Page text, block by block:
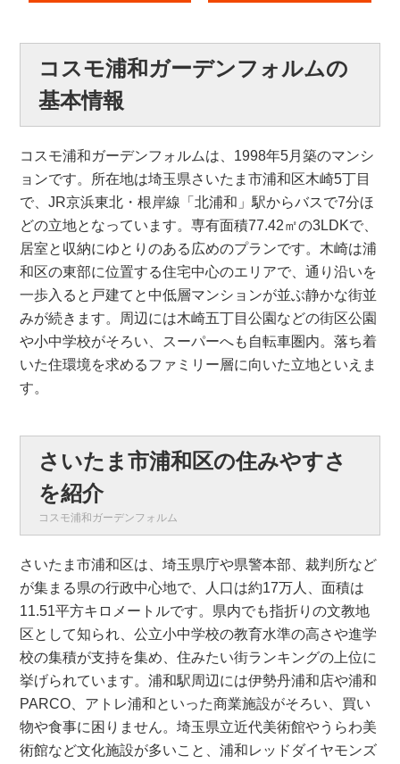
コスモ浦和ガーデンフォルムの
基本情報
コスモ浦和ガーデンフォルムは、1998年5月築のマンシ
ョンです。所在地は埼玉県さいたま市浦和区木崎5丁目
で、JR京浜東北・根岸線「北浦和」駅からバスで7分ほ
どの立地となっています。専有面積77.42㎡の3LDKで、
居室と収納にゆとりのある広めのプランです。木崎は浦
和区の東部に位置する住宅中心のエリアで、通り沿いを
一歩入ると戸建てと中低層マンションが並ぶ静かな街並
みが続きます。周辺には木崎五丁目公園などの街区公園
や小中学校がそろい、スーパーへも自転車圏内。落ち着
いた住環境を求めるファミリー層に向いた立地といえま
す。
さいたま市浦和区の住みやすさ
を紹介
コスモ浦和ガーデンフォルム
さいたま市浦和区は、埼玉県庁や県警本部、裁判所など
が集まる県の行政中心地で、人口は約17万人、面積は
11.51平方キロメートルです。県内でも指折りの文教地
区として知られ、公立小中学校の教育水準の高さや進学
校の集積が支持を集め、住みたい街ランキングの上位に
挙げられています。浦和駅周辺には伊勢丹浦和店や浦和
PARCO、アトレ浦和といった商業施設がそろい、買い
物や食事に困りません。埼玉県立近代美術館やうらわ美
術館など文化施設が多いこと、浦和レッドダイヤモンズ